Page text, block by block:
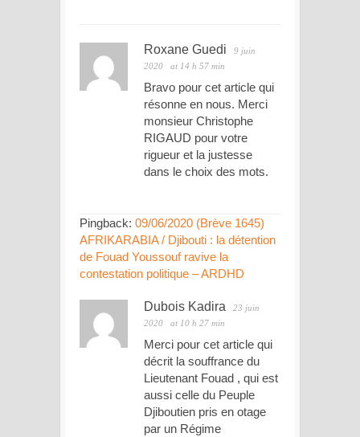
Roxane Guedi
9 juin
2020
at 14 h 57 min
Bravo pour cet article qui
résonne en nous. Merci
monsieur Christophe
RIGAUD pour votre
rigueur et la justesse
dans le choix des mots.
Pingback: 09/06/2020 (Brève 1645)
AFRIKARABIA / Djibouti : la détention
de Fouad Youssouf ravive la
contestation politique – ARDHD
Dubois Kadira
23 juin
2020
at 10 h 27 min
Merci pour cet article qui
décrit la souffrance du
Lieutenant Fouad , qui est
aussi celle du Peuple
Djiboutien pris en otage
par un Régime